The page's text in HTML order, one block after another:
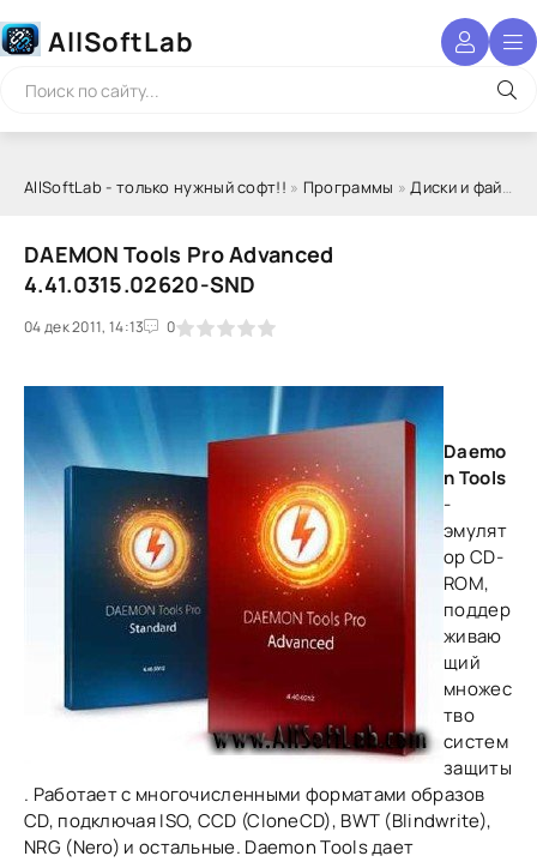
AllSoftLab
AllSoftLab - только нужный софт!! » Программы »Диски и файлы
DAEMON Tools Pro Advanced
4.41.0315.02620-SND
04 дек 2011, 14:13 0
1 2 3 4 5
Daemo
n Tools
-
эмулят
ор СD-
ROM,
поддер
живаю
щий
множес
тво
систем
защиты
. Работает с многочисленными форматами образов
CD, подключая ISO, CCD (CloneCD), BWT (Blindwrite),
NRG (Nero) и остальные. Daemon Tools дает